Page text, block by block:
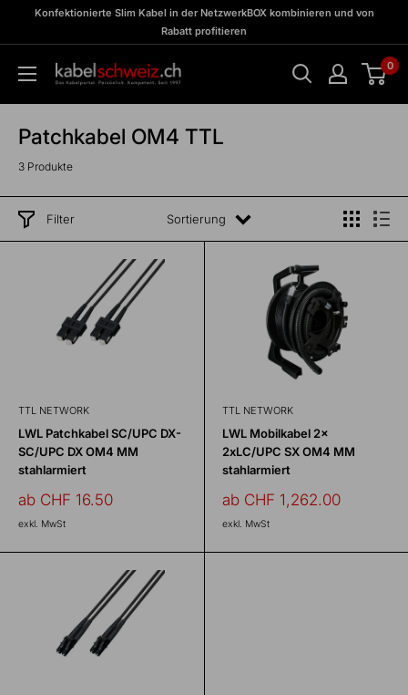
zu
BOX
Konfektionierte Slim Kabel in der NetzwerkBOX kombinieren und von
Rabatt profitieren
kabelschweiz 0
Patchkabel OM4 TTL
3 Produkte
Filter Sortierung
TTL NETWORK
LWL Patchkabel SC/UPC DX-
SC/UPC DX OM4 MM
stahlarmiert
Sonderpreis
ab CHF 16.50
exkl. MwSt
TTL NETWORK
LWL Mobilkabel 2x
2xLC/UPC SX OM4 MM
stahlarmiert
Sonderpreis
ab CHF 1,262.00
exkl. MwSt